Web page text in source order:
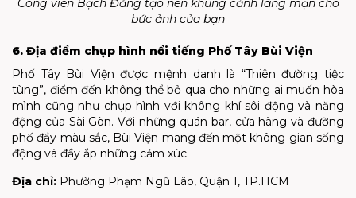
Công viên Bạch Đằng tạo nên khung cảnh lãng mạn cho
bức ảnh của bạn
6. Địa điểm chụp hình nổi tiếng Phố Tây Bùi Viện
Phố Tây Bùi Viện được mệnh danh là “Thiên đường tiệc
tùng”, điểm đến không thể bỏ qua cho những ai muốn hòa
mình cũng như chụp hình với không khí sôi động và năng
động của Sài Gòn. Với những quán bar, cửa hàng và đường
phố đầy màu sắc, Bùi Viện mang đến một không gian sống
động và đầy ắp những cảm xúc.
Địa chỉ: Phường Phạm Ngũ Lão, Quận 1, TP.HCM